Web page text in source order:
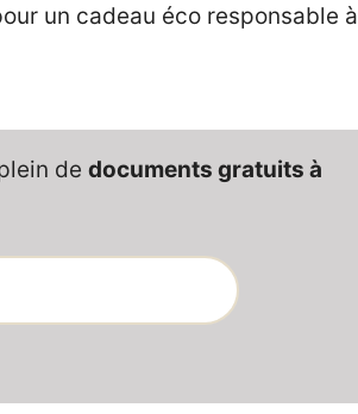
un cadeau éco responsable à
dedocuments gratuits à